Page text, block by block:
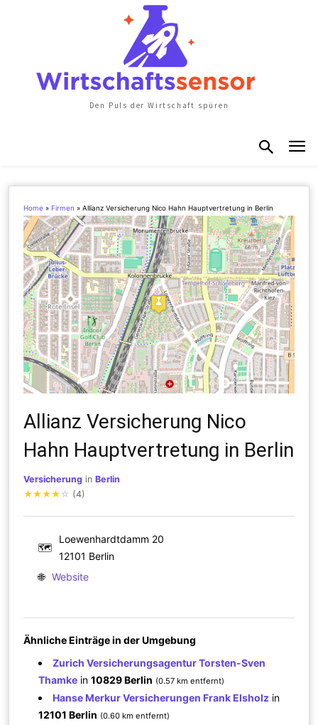
Den Puls der Wirtschaft spüren
Home » Firmen »Allianz Versicherung Nico Hahn Hauptvertretung in Berlin
Allianz Versicherung Nico
Hahn Hauptvertretung in Berlin
Versicherung inBerlin
★★★★ ☆ (4)
🗺
Loewenhardtdamm 20
12101 Berlin
🌐 Website
Ähnliche Einträge in der Umgebung
Zurich Versicherungsagentur Torsten-Sven
Thamke in10829 Berlin (0.57 km entfernt)
Hanse Merkur Versicherungen Frank Elsholz in
12101 Berlin (0.60 km entfernt)